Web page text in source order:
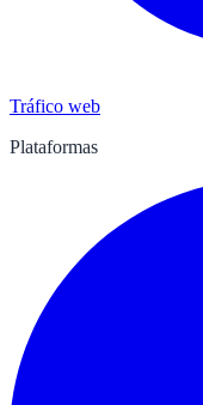
Tráfico web
Plataformas